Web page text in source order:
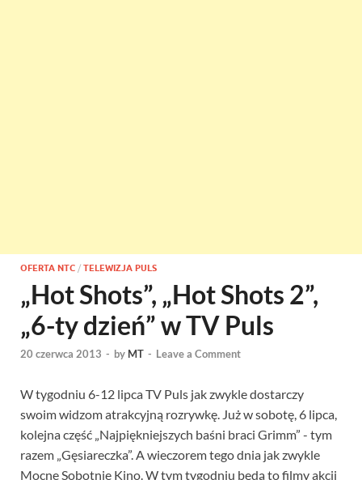
OFERTA NTC / TELEWIZJA PULS
„Hot Shots”, „Hot Shots 2”,
„6-ty dzień” w TV Puls
20 czerwca 2013 - by MT - Leave a Comment
W tygodniu 6-12 lipca TV Puls jak zwykle dostarczy
swoim widzom atrakcyjną rozrywkę. Już w sobotę, 6 lipca,
kolejna część „Najpiękniejszych baśni braci Grimm” - tym
razem „Gęsiareczka”. A wieczorem tego dnia jak zwykle
Mocne Sobotnie Kino. W tym tygodniu będą to filmy akcji